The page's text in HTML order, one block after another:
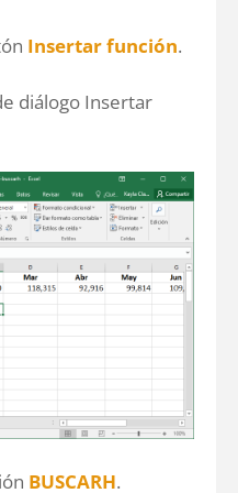
Insertar función.
diálogo Insertar
BUSCARH.